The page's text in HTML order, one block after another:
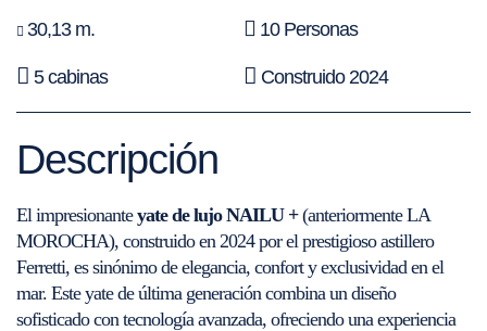
30,13 m.
10 Personas
5 cabinas Construido 2024
Descripción
El impresionanteyate de lujoNAILU +(anteriormente LA
MOROCHA), construido en 2024 por el prestigioso astillero
Ferretti, es sinónimo de elegancia, confort y exclusividad en el
mar. Este yate de última generación combina un diseño
sofisticado con tecnología avanzada, ofreciendo una experiencia